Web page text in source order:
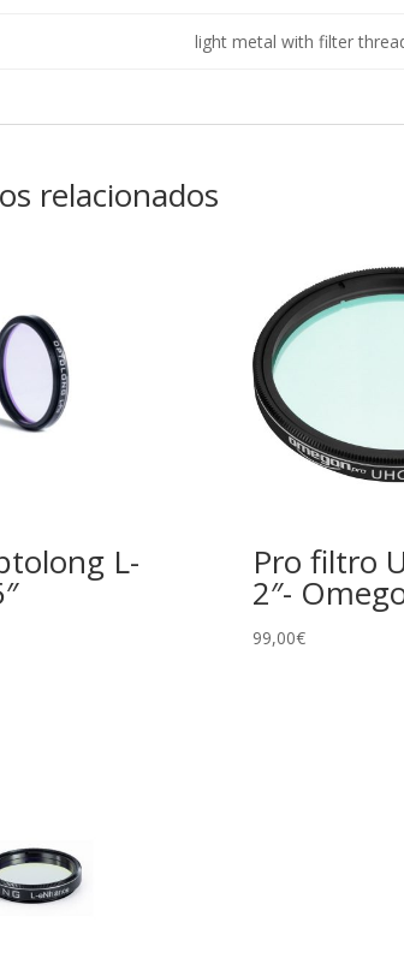
light metal with filter
relacionados
L- Pro filtro
2″-
99,00€